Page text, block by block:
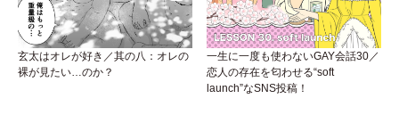
玄太はオレが好き／其の八：オレの
裸が見たい…のか？
一生に一度も使わないGAY会話30／
恋人の存在を匂わせる“soft
launch”なSNS投稿！